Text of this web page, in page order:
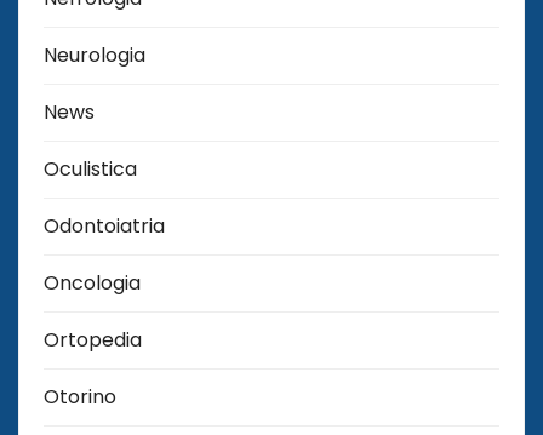
Neurologia
News
Oculistica
Odontoiatria
Oncologia
Ortopedia
Otorino